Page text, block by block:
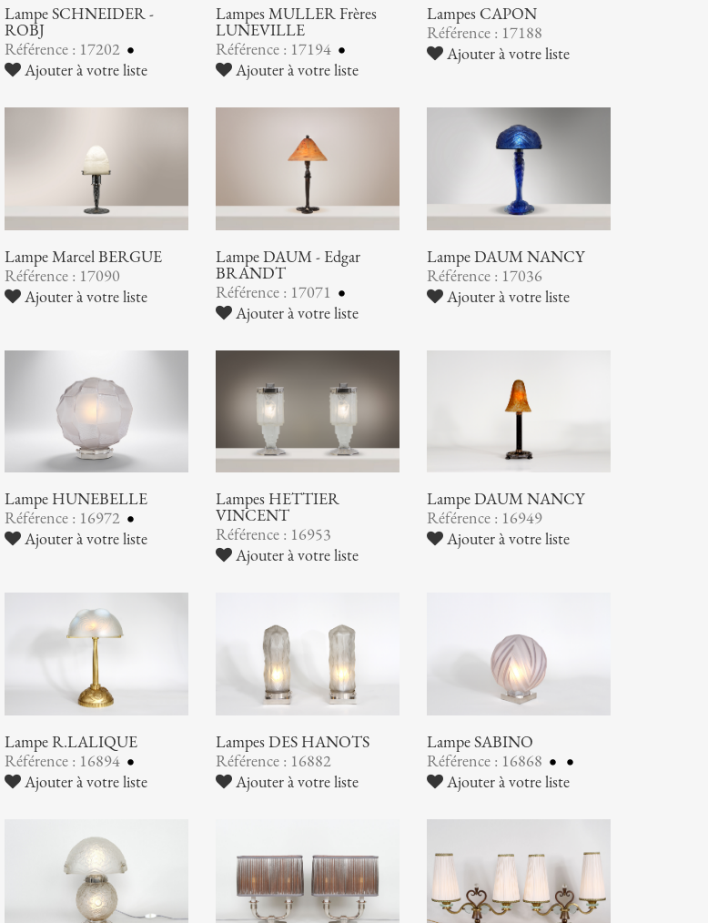
Lampe SCHNEIDER -
ROBJ
Référence : 17202
Ajouter à votre liste
Lampes MULLER Frères
LUNEVILLE
Référence : 17194
Ajouter à votre liste
Lampes CAPON
Référence : 17188
Ajouter à votre liste
Lampe Marcel BERGUE
Référence : 17090
Ajouter à votre liste
Lampe DAUM - Edgar
BRANDT
Référence : 17071
Ajouter à votre liste
Lampe DAUM NANCY
Référence : 17036
Ajouter à votre liste
Lampe HUNEBELLE
Référence : 16972
Ajouter à votre liste
Lampes HETTIER
VINCENT
Référence : 16953
Ajouter à votre liste
Lampe DAUM NANCY
Référence : 16949
Ajouter à votre liste
Lampe R.LALIQUE
Référence : 16894
Ajouter à votre liste
Lampes DES HANOTS
Référence : 16882
Ajouter à votre liste
Lampe SABINO
Référence : 16868
Ajouter à votre liste